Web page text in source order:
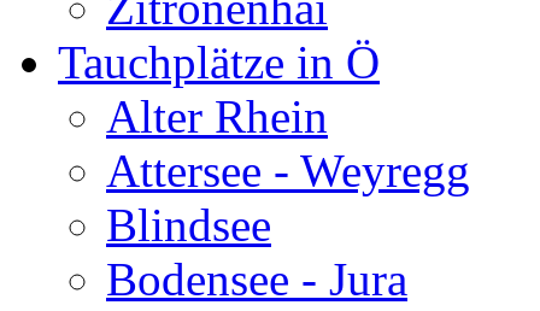
Tauchplätze in Ö
Alter Rhein
Attersee - Weyregg
Blindsee
Bodensee - Jura